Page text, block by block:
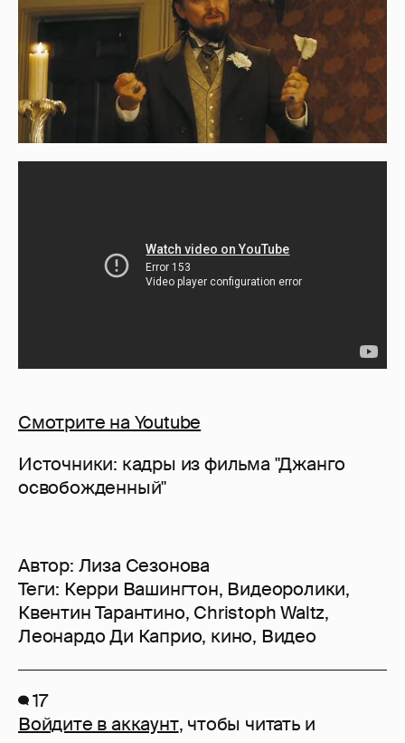
Смотрите на Youtube
Источники: кадры из фильма "Джанго
освобожденный"
Автор: Лиза Сезонова
Теги: Керри Вашингтон, Видеоролики,
Квентин Тарантино, Christoph Waltz,
Леонардо Ди Каприо, кино, Видео
17
Войдите в аккаунт, чтобы читать и